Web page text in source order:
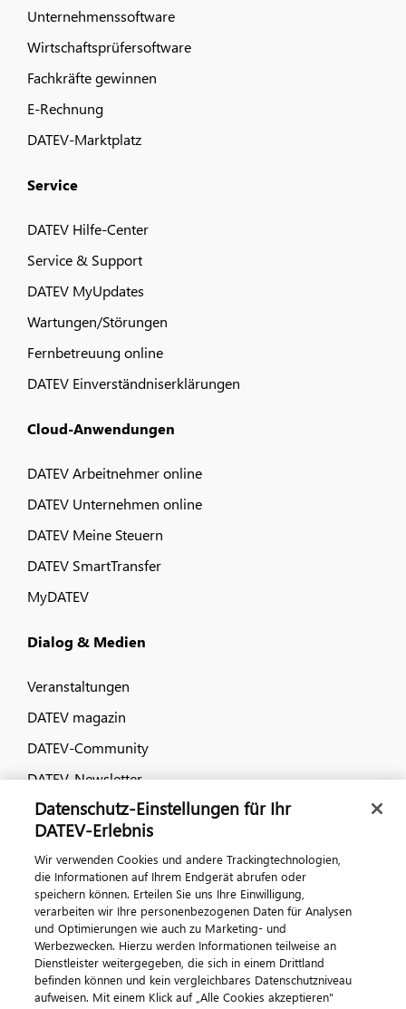
Unternehmenssoftware
Wirtschaftsprüfersoftware
Fachkräfte gewinnen
E-Rechnung
DATEV-Marktplatz
Service
DATEV Hilfe-Center
Service & Support
DATEV MyUpdates
Wartungen/Störungen
Fernbetreuung online
DATEV Einverständniserklärungen
Cloud-Anwendungen
DATEV Arbeitnehmer online
DATEV Unternehmen online
DATEV Meine Steuern
DATEV SmartTransfer
MyDATEV
Dialog & Medien
Veranstaltungen
DATEV magazin
DATEV-Community
DATEV-Newsletter
Kontaktieren Sie uns
ImpressumDatenschutzAGB Kontakt
Datenschutz-Einstellungen für Ihr
DATEV-Erlebnis
Wir verwenden Cookies und andere Trackingtechnologien,
die Informationen auf Ihrem Endgerät abrufen oder
speichern können. Erteilen Sie uns Ihre Einwilligung,
verarbeiten wir Ihre personenbezogenen Daten für Analysen
und Optimierungen wie auch zu Marketing- und
Werbezwecken. Hierzu werden Informationen teilweise an
Dienstleister weitergegeben, die sich in einem Drittland
befinden können und kein vergleichbares Datenschutzniveau
aufweisen. Mit einem Klick auf „Alle Cookies akzeptieren"